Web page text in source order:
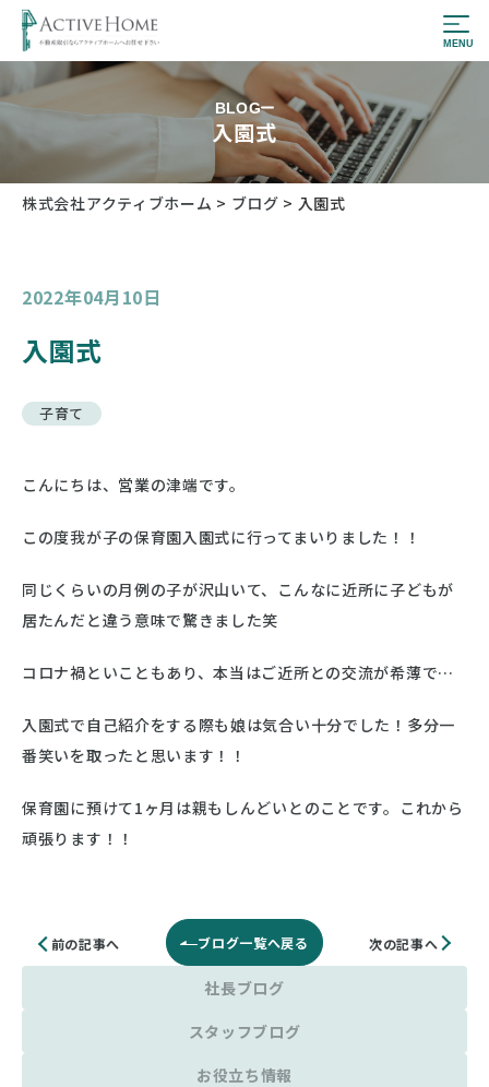
BLOG
入園式
株式会社アクティブホーム > ブログ > 入園式
社長ブログ
スタッフブログ
お役立ち情報
2022年04月10日
入園式
子育て
こんにちは、営業の津端です。
この度我が子の保育園入園式に行ってまいりました！！
同じくらいの月例の子が沢山いて、こんなに近所に子どもが
居たんだと違う意味で驚きました笑
コロナ禍といこともあり、本当はご近所との交流が希薄で…
入園式で自己紹介をする際も娘は気合い十分でした！多分一
番笑いを取ったと思います！！
保育園に預けて1ヶ月は親もしんどいとのことです。これから
頑張ります！！
前の記事へ ブログ一覧へ戻る 次の記事へ